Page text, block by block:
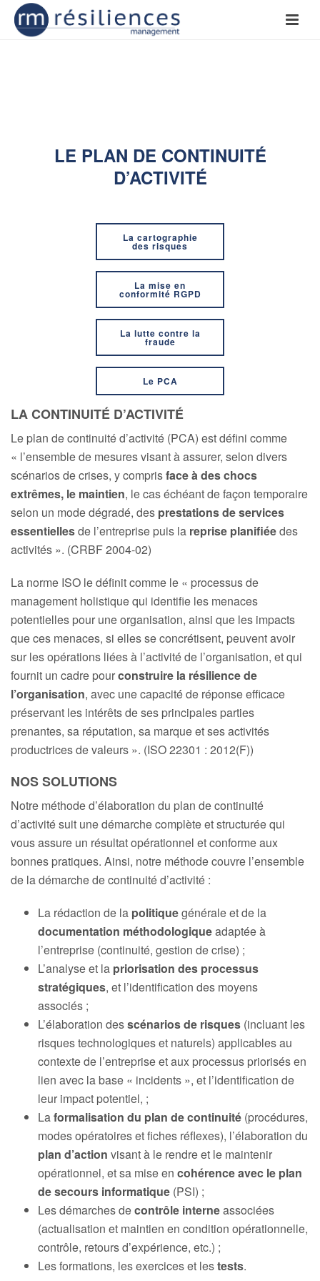
LE PLAN DE CONTINUITÉ
D’ACTIVITÉ
La cartographie
des risques
La mise en
conformité RGPD
La lutte contre la
fraude
Le PCA
LA CONTINUITÉ D’ACTIVITÉ
Le plan de continuité d’activité (PCA) est défini comme
« l’ensemble de mesures visant à assurer, selon divers
scénarios de crises, y comprisface à des chocs
extrêmes, le maintien, le cas échéant de façon temporaire
selon un mode dégradé, des prestations de services
essentiellesde l’entreprise puis la reprise planifiéedes
activités ». (CRBF 2004-02)
La norme ISO le définit comme le « processus de
management holistique qui identifie les menaces
potentielles pour une organisation, ainsi que les impacts
que ces menaces, si elles se concrétisent, peuvent avoir
sur les opérations liées à l’activité́ de l’organisation, et qui
fournit un cadre pourconstruire la résilience de
l’organisation, avec une capacité́ de réponse efficace
préservant les intérêts de ses principales parties
prenantes, sa réputation, sa marque et ses activités
productrices de valeurs ». (ISO 22301 : 2012(F))
NOS SOLUTIONS
Notre méthode d’élaboration du plan de continuité
d’activité suit une démarche complète et structurée qui
vous assure un résultat opérationnel et conforme aux
bonnes pratiques. Ainsi, notre méthode couvre l’ensemble
de la démarche de continuité d’activité :
La rédaction de la politiquegénérale et de la
documentation méthodologiqueadaptée à
l’entreprise (continuité, gestion de crise) ;
L’analyse et la priorisation des processus
stratégiques, et l’identification des moyens
associés ;
L’élaboration desscénarios de risques(incluant les
risques technologiques et naturels) applicables au
contexte de l’entreprise et aux processus priorisés en
lien avec la base « incidents », et l’identification de
leur impact potentiel, ;
Laformalisation du plan de continuité(procédures,
modes opératoires et fiches réflexes), l’élaboration du
plan d’action visant à le rendre et le maintenir
opérationnel, et sa mise en cohérence avec le plan
de secours informatique(PSI) ;
Les démarches decontrôle interneassociées
(actualisation et maintien en condition opérationnelle,
contrôle, retours d’expérience, etc.) ;
Les formations, les exercices et lestests.